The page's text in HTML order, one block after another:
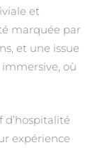
et
marquée par
et une issue
où
d’hospitalité
expérience